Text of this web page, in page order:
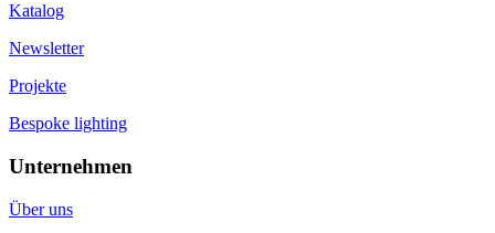
Katalog
Newsletter
Projekte
Bespoke lighting
Unternehmen
Über uns